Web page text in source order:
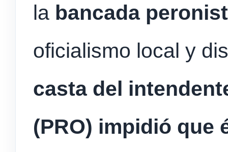
la bancada
oficialismo local y
casta del
(PRO) impidió que